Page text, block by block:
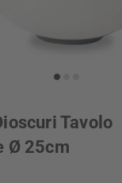
Tavolo
Ø 25cm